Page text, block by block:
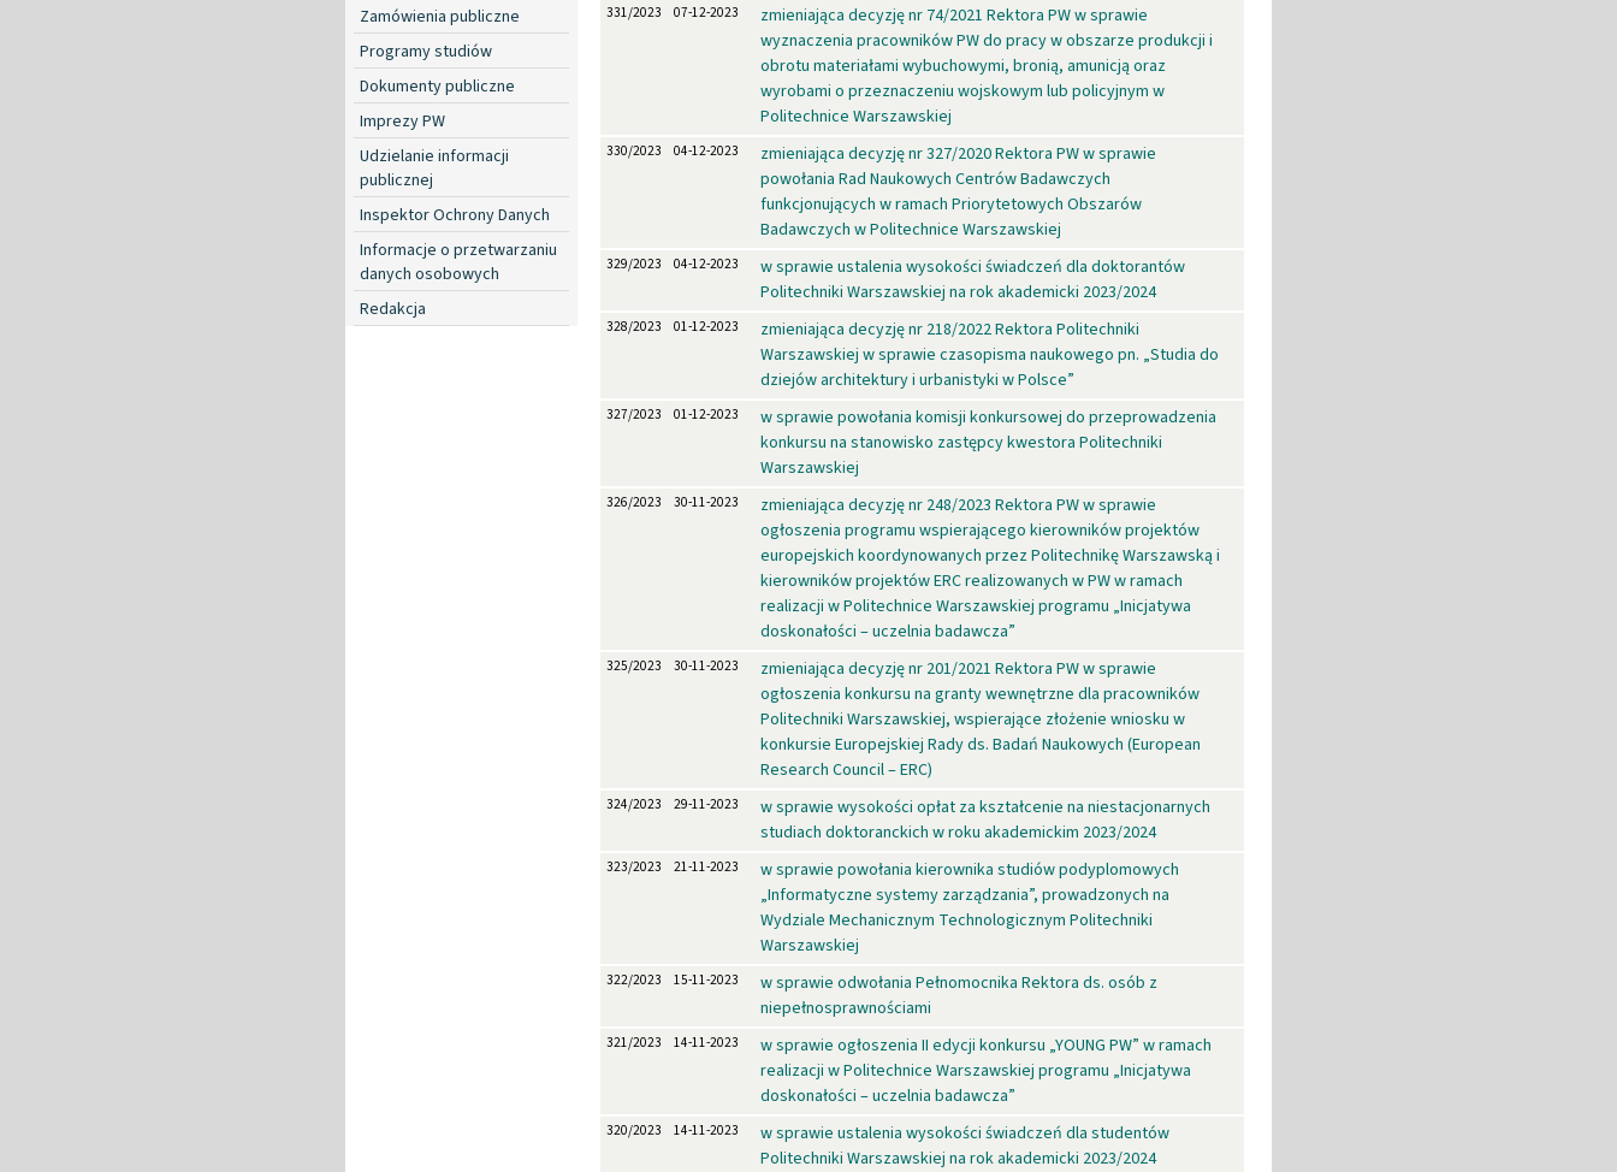
Zamówienia publiczne
Programy studiów
Dokumenty publiczne
Imprezy PW
Udzielanie informacji
publicznej
Inspektor Ochrony Danych
Informacje o przetwarzaniu
danych osobowych
Redakcja
331/2023 07-12-2023
zmieniająca decyzję nr 74/2021 Rektora PW w sprawie
wyznaczenia pracowników PW do pracy w obszarze produkcji i
obrotu materiałami wybuchowymi, bronią, amunicją oraz
wyrobami o przeznaczeniu wojskowym lub policyjnym w
Politechnice Warszawskiej
330/2023 04-12-2023
zmieniająca decyzję nr 327/2020 Rektora PW w sprawie
powołania Rad Naukowych Centrów Badawczych
funkcjonujących w ramach Priorytetowych Obszarów
Badawczych w Politechnice Warszawskiej
329/2023 04-12-2023
w sprawie ustalenia wysokości świadczeń dla doktorantów
Politechniki Warszawskiej na rok akademicki 2023/2024
328/2023 01-12-2023
zmieniająca decyzję nr 218/2022 Rektora Politechniki
Warszawskiej w sprawie czasopisma naukowego pn. „Studia do
dziejów architektury i urbanistyki w Polsce”
327/2023 01-12-2023
w sprawie powołania komisji konkursowej do przeprowadzenia
konkursu na stanowisko zastępcy kwestora Politechniki
Warszawskiej
326/2023 30-11-2023
zmieniająca decyzję nr 248/2023 Rektora PW w sprawie
ogłoszenia programu wspierającego kierowników projektów
europejskich koordynowanych przez Politechnikę Warszawską i
kierowników projektów ERC realizowanych w PW w ramach
realizacji w Politechnice Warszawskiej programu „Inicjatywa
doskonałości – uczelnia badawcza”
325/2023 30-11-2023
zmieniająca decyzję nr 201/2021 Rektora PW w sprawie
ogłoszenia konkursu na granty wewnętrzne dla pracowników
Politechniki Warszawskiej, wspierające złożenie wniosku w
konkursie Europejskiej Rady ds. Badań Naukowych (European
Research Council – ERC)
324/2023 29-11-2023
w sprawie wysokości opłat za kształcenie na niestacjonarnych
studiach doktoranckich w roku akademickim 2023/2024
323/2023 21-11-2023
w sprawie powołania kierownika studiów podyplomowych
„Informatyczne systemy zarządzania”, prowadzonych na
Wydziale Mechanicznym Technologicznym Politechniki
Warszawskiej
322/2023 15-11-2023
w sprawie odwołania Pełnomocnika Rektora ds. osób z
niepełnosprawnościami
321/2023 14-11-2023
w sprawie ogłoszenia II edycji konkursu „YOUNG PW” w ramach
realizacji w Politechnice Warszawskiej programu „Inicjatywa
doskonałości – uczelnia badawcza”
320/2023 14-11-2023
w sprawie ustalenia wysokości świadczeń dla studentów
Politechniki Warszawskiej na rok akademicki 2023/2024